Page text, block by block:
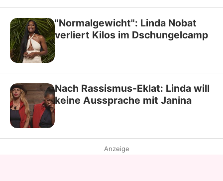
"Normalgewicht": Linda Nobat
verliert Kilos im Dschungelcamp
Nach Rassismus-Eklat: Linda will
keine Aussprache mit Janina
Anzeige